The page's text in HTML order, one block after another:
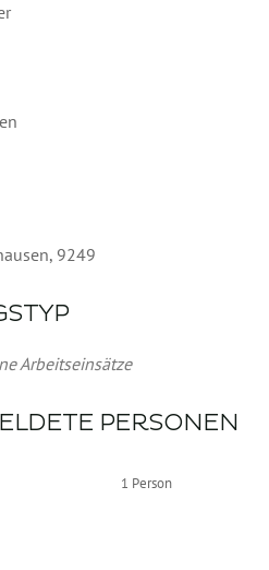
9249
Arbeitseinsätze
PERSONEN
1 Person